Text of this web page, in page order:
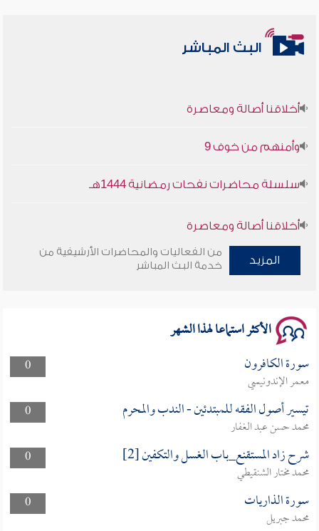
البث المباشر
أخلاقنا أصالة ومعاصرة
وأمنهم من خوف 9
سلسلة محاضرات نفحات رمضانية 1444هـ
أخلاقنا أصالة ومعاصرة
وأمنهم من خوف 9
المزيد
من الفعاليات والمحاضرات الأرشيفية من
خدمة البث المباشر
الأكثر استماعا لهذا الشهر
0 سورة الكافرون
معمر الإندونيسي
0
تيسير أصول الفقه للمبتدئين - الندب والمحرم
محمد حسن عبد الغفار
0
شرح زاد المستقنع_باب الغسل والتكفين [2]
محمد مختار الشنقيطي
0
سورة الذاريات
محمد جبريل